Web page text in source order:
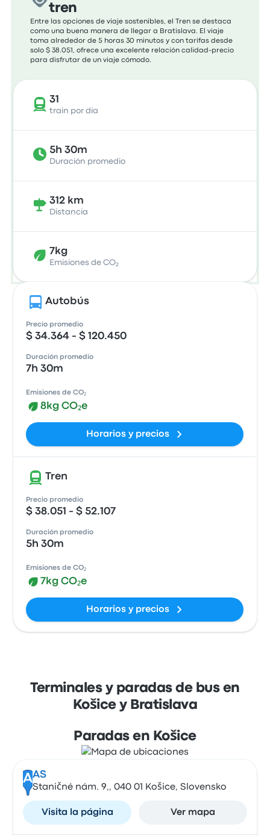
tren
Entre las opciones de viaje sostenibles, el Tren se destaca
como una buena manera de llegar a Bratislava. El viaje
toma alrededor de 5 horas 30 minutos y con tarifas desde
solo $ 38.051, ofrece una excelente relación calidad-precio
para disfrutar de un viaje cómodo.
31
train por día
5h 30m
Duración promedio
312 km
Distancia
7kg
Emisiones de CO₂
Autobús
Precio promedio
$ 34.364 - $ 120.450
Duración promedio
7h 30m
Emisiones de CO₂
8kg CO₂e
Horarios y precios
Tren
Precio promedio
$ 38.051 - $ 52.107
Duración promedio
5h 30m
Emisiones de CO₂
7kg CO₂e
Horarios y precios
Terminales y paradas de bus en
Košice y Bratislava
Paradas en Košice
AAS
Staničné nám. 9,, 040 01 Košice, Slovensko
Visita la página Ver mapa